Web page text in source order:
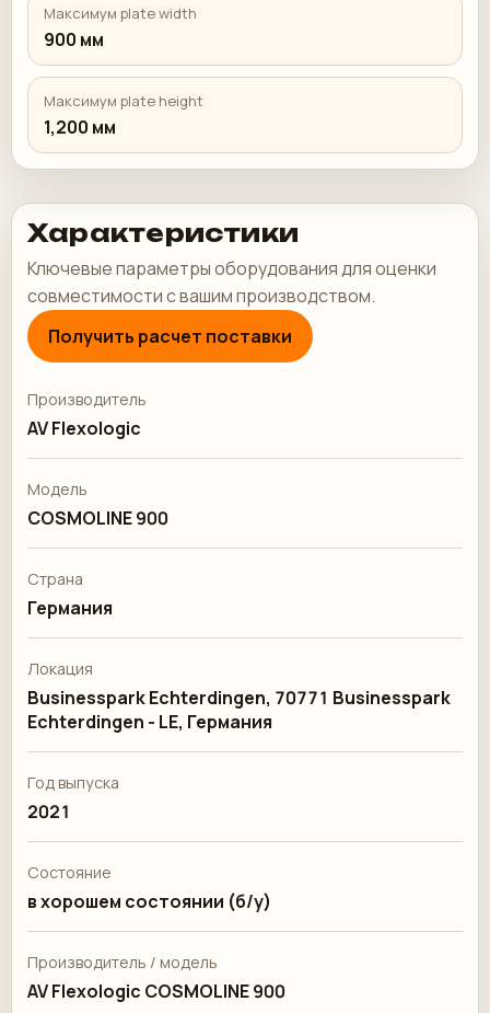
Максимум plate width
900 мм
Максимум plate height
1,200 мм
Характеристики
Ключевые параметры оборудования для оценки
совместимости с вашим производством.
Получить расчет поставки
Производитель
AV Flexologic
Модель
COSMOLINE 900
Страна
Германия
Локация
Businesspark Echterdingen, 70771 Businesspark
Echterdingen - LE, Германия
Год выпуска
2021
Состояние
в хорошем состоянии (б/у)
Производитель / модель
AV Flexologic COSMOLINE 900